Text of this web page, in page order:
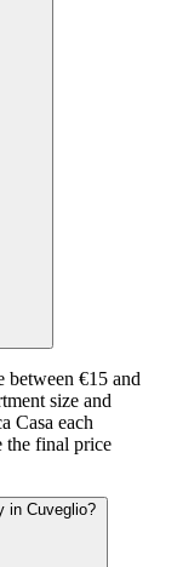
€15 and
size and
Casa each
the final price
in Cuveglio?